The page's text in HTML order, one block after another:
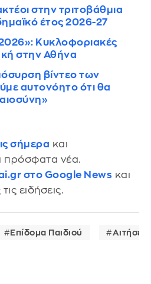
στην τριτοβάθμια
έτος 2026-27
Κυκλοφοριακές
στην Αθήνα
βίντεο των
αυτονόητο ότι θα
σήμερα και
πρόσφατα νέα.
στο Google News και
ειδήσεις.
Επίδομα Παιδιού Αιτήσεις